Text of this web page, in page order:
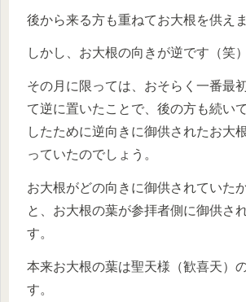
後から来る方も重ねてお大根を供えま
しかし、お大根の向きが逆です（笑）
その月に限っては、おそらく一番最
て逆に置いたことで、後の方も続い
したために逆向きに御供されたお大
っていたのでしょう。
お大根がどの向きに御供されていた
と、お大根の葉が参拝者側に御供さ
す。
本来お大根の葉は聖天様（歓喜天）
す。